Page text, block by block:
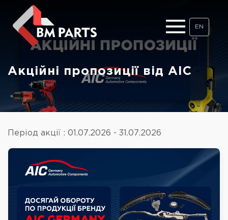
EN
Акційні пропозиції від AIC
Період акції : 01.07.2026 - 31.07.2026